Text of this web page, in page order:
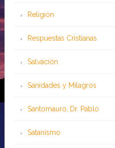
Religión
Respuestas Cristianas
Salvación
Sanidades y Milagros
Santomauro, Dr. Pablo
Satanismo